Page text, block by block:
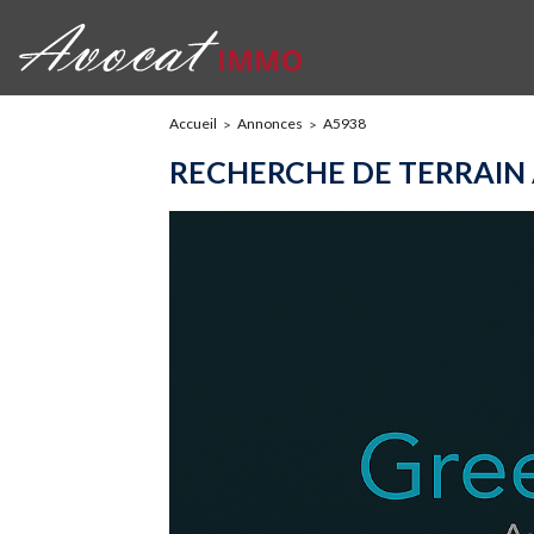
Accueil Annonces A5938
RECHERCHE DE